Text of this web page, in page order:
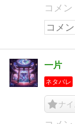
コメン
一片
ネタバレ
ナイ